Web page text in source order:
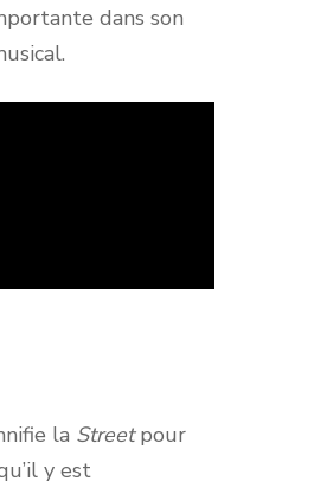
dans son
la Streetpour
y est